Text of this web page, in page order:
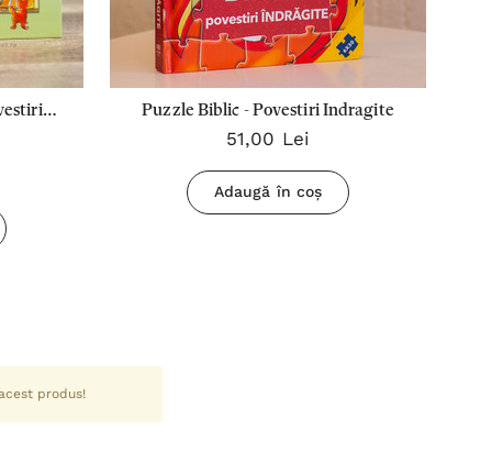
Puzzle Biblic - Povestiri Indragite
51,00 Lei
Adaugă în coș
produs!